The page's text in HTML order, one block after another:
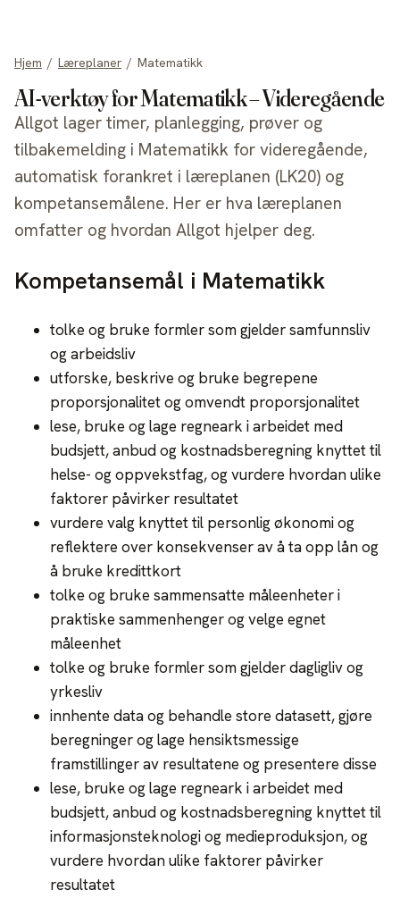
Hjem / Læreplaner / Matematikk
AI-verktøy for Matematikk – Videregående
Allgot lager timer, planlegging, prøver og
tilbakemelding i Matematikk for videregående,
automatisk forankret i læreplanen (LK20) og
kompetansemålene. Her er hva læreplanen
omfatter og hvordan Allgot hjelper deg.
Kompetansemål i Matematikk
tolke og bruke formler som gjelder samfunnsliv
og arbeidsliv
utforske, beskrive og bruke begrepene
proporsjonalitet og omvendt proporsjonalitet
lese, bruke og lage regneark i arbeidet med
budsjett, anbud og kostnadsberegning knyttet til
helse- og oppvekstfag, og vurdere hvordan ulike
faktorer påvirker resultatet
vurdere valg knyttet til personlig økonomi og
reflektere over konsekvenser av å ta opp lån og
å bruke kredittkort
tolke og bruke sammensatte måleenheter i
praktiske sammenhenger og velge egnet
måleenhet
tolke og bruke formler som gjelder dagligliv og
yrkesliv
innhente data og behandle store datasett, gjøre
beregninger og lage hensiktsmessige
framstillinger av resultatene og presentere disse
lese, bruke og lage regneark i arbeidet med
budsjett, anbud og kostnadsberegning knyttet til
informasjonsteknologi og medieproduksjon, og
vurdere hvordan ulike faktorer påvirker
resultatet